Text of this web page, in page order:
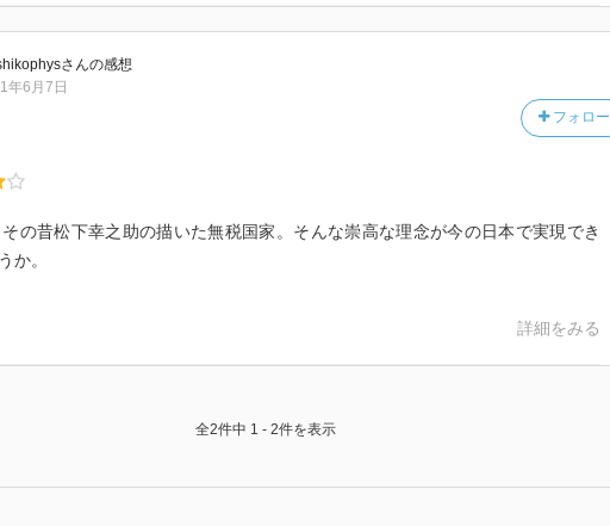
さんの感想
フォロー
年6月7日
の昔松下幸之助の描いた無税国家。そんな崇高な理念が今の日本で実現でき
か。
詳細をみる
全2件中 1 - 2件を表示